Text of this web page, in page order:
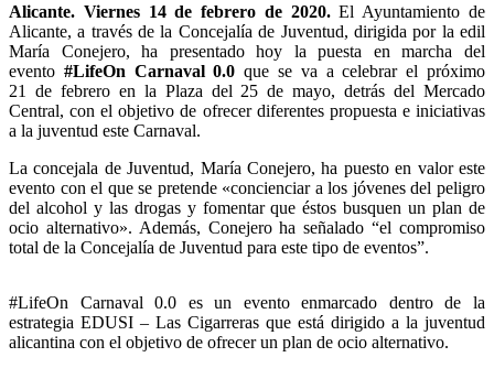
Alicante. Viernes 14 de febrero de 2020.El Ayuntamiento de
Alicante, a través de la Concejalía de Juventud, dirigida por la edil
María Conejero, ha presentado hoy la puesta en marcha del
evento #LifeOn Carnaval 0.0 que se va a celebrar el próximo
21 de febrero en la Plaza del 25 de mayo, detrás del Mercado
Central, con el objetivo de ofrecer diferentes propuesta e iniciativas
a la juventud este Carnaval.
La concejala de Juventud, María Conejero, ha puesto en valor este
evento con el que se pretende «concienciar a los jóvenes del peligro
del alcohol y las drogas y fomentar que éstos busquen un plan de
ocio alternativo». Además, Conejero ha señalado “el compromiso
total de la Concejalía de Juventud para este tipo de eventos”.
#LifeOn Carnaval 0.0 es un evento enmarcado dentro de la
estrategia EDUSI – Las Cigarreras que está dirigido a la juventud
alicantina con el objetivo de ofrecer un plan de ocio alternativo.